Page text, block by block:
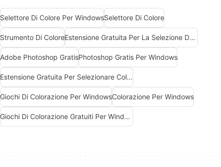
Selettore Di Colore Per WindowsSelettore Di Colore
Strumento Di Colore Estensione Gratuita Per La Selezione Dei Colori Per Windows
Adobe Photoshop GratisPhotoshop Gratis Per Windows
Estensione Gratuita Per Selezionare Colori
Giochi Di Colorazione Per WindowsColorazione Per Windows
Giochi Di Colorazione Gratuiti Per Windows